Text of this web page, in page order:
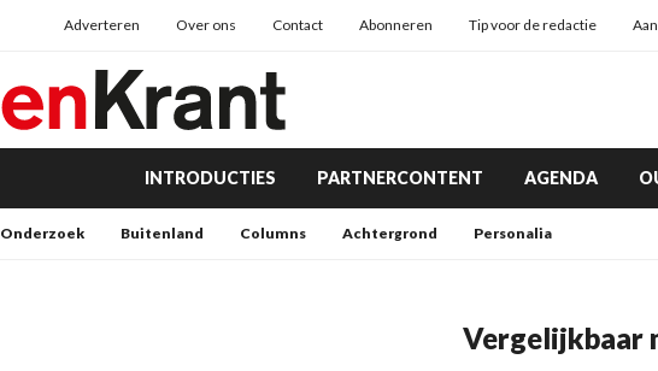
Adverteren Over ons Contact Abonneren Tip voor de redactie
INTRODUCTIES PARTNERCONTENT AGENDA
Onderzoek Buitenland Columns Achtergrond Personalia
Vergelijkbaar